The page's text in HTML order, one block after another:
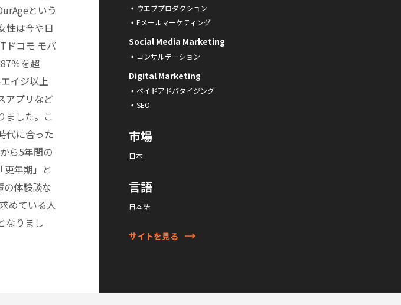
という
性は今や日
ドコモ モバ
％を超
イジ以上
アプリなど
ました。こ
代に合った
ら5年間の
更年期」と
の体験談な
めている人
なりまし
ウエブプロダクション
Eメールマーケティング
Social Media Marketing
コンサルテーション
Digital Marketing
ペイドアドバタイジング
SEO
市場
日本
言語
日本語
サイトを見る